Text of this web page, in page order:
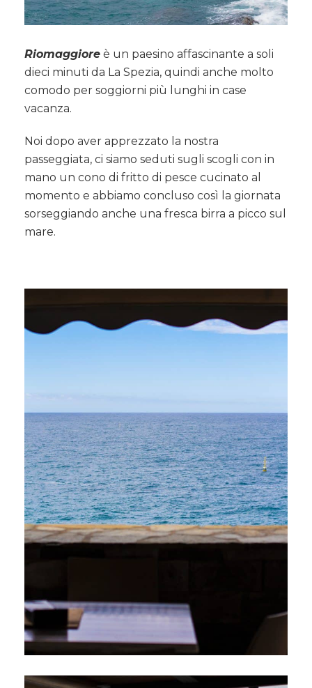
Riomaggiore è un paesino affascinante a soli
dieci minuti da La Spezia, quindi anche molto
comodo per soggiorni più lunghi in case
vacanza.
Noi dopo aver apprezzato la nostra
passeggiata, ci siamo seduti sugli scogli con in
mano un cono di fritto di pesce cucinato al
momento e abbiamo concluso così la giornata
sorseggiando anche una fresca birra a picco sul
mare.